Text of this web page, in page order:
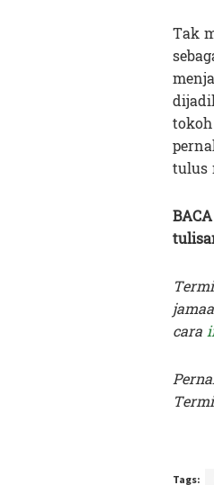
Tak
tulus
cara
Tags: